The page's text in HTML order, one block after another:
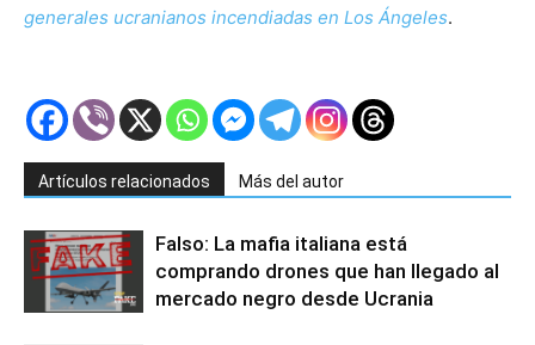
generales ucranianos incendiadas en Los Ángeles.
Artículos relacionados Más del autor
Falso: La mafia italiana está
comprando drones que han llegado al
mercado negro desde Ucrania